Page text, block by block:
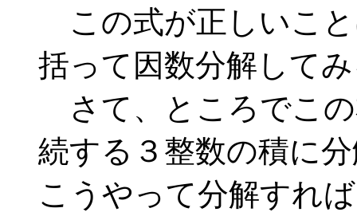
この式が正しいこと
括って因数分解して
さて、ところでこ
続する３整数の積に
こうやって分解すれ